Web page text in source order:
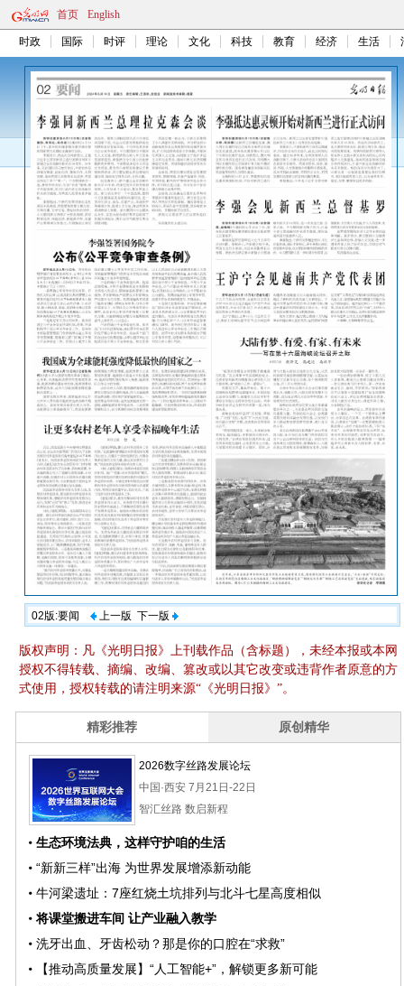
首页 English
时政 国际 时评 理论 文化 科技 教育 经济 生活
02版:要闻 上一版 下一版
版权声明：凡《光明日报》上刊载作品（含标题），未经本报或本网
授权不得转载、摘编、改编、篡改或以其它改变或违背作者原意的方
式使用，授权转载的请注明来源“《光明日报》”。